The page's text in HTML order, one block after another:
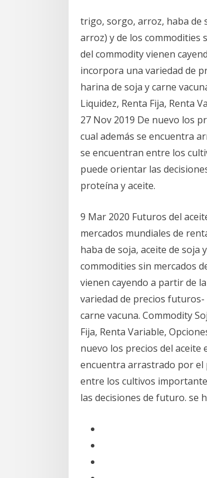
trigo, sorgo, arroz, haba de
arroz) y de los commodities
del commodity vienen
incorpora una variedad de
harina de soja y carne
Liquidez, Renta Fija, Renta
27 Nov 2019 De nuevo los
cual además se encuentra
se encuentran entre los
puede orientar las
proteína y aceite.
9 Mar 2020 Futuros del
mercados mundiales de
haba de soja, aceite de soja
commodities sin mercados
vienen cayendo a partir de
variedad de precios
carne vacuna. Commodity
Fija, Renta Variable,
nuevo los precios del aceite
encuentra arrastrado por el
entre los cultivos
las decisiones de futuro. se